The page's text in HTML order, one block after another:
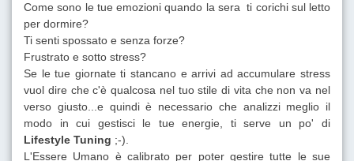
Come sono le tue emozioni quando la sera ti corichi sul letto
per dormire?
Ti senti spossato e senza forze?
Frustrato e sotto stress?
Se le tue giornate ti stancano e arrivi ad accumulare stress
vuol dire che c'è qualcosa nel tuo stile di vita che non va nel
verso giusto...e quindi è necessario che analizzi meglio il
modo in cui gestisci le tue energie, ti serve un po' di
Lifestyle Tuning ;-).
L'Essere Umano è calibrato per poter gestire tutte le sue